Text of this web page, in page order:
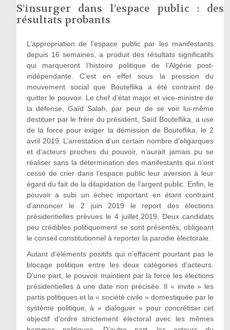
S’insurger dans l’espace public : des
résultats probants
L’appropriation de l’espace public par les manifestants
depuis 16 semaines, a produit des résultats significatifs
qui marqueront l’histoire politique de l’Algérie post-
indépendante. C’est en effet sous la pression du
mouvement social que Bouteflika a été contraint de
quitter le pouvoir. Le chef d’état major et vice-ministre de
la défense, Gaïd Salah, par peur de se voir lui-même
destituer par le frère du président, Saïd Bouteflika, a usé
de la force pour exiger la démission de Bouteflika, le 2
avril 2019. L’arrestation d’un certain nombre d’oligarques
et d’acteurs proches du pouvoir, n’aurait jamais pu se
réaliser sans la détermination des manifestants qui n’ont
cessé de crier dans l’espace public leur aversion à leur
égard du fait de la dilapidation de l’argent public. Enfin, le
pouvoir a subi un échec important en étant contraint
d’annoncer le 2 juin 2019 le report des élections
présidentielles prévues le 4 juillet 2019. Deux candidats
peu crédibles politiquement se sont présentés, obligeant
le conseil constitutionnel à reporter la parodie électorale.
Autant d’éléments positifs qui n’effacent pourtant pas le
blocage politique entre les deux catégories d’acteurs.
D’une part, le pouvoir maintient par la force les élections
présidentielles à une date non précisée. Il « invite » les
partis politiques et la « société civile » domestiquée par le
système politique, à « dialoguer » pour concrétiser cet
objectif d’ordre strictement électoral avec les mêmes